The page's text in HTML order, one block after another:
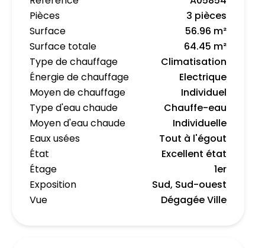
Pièces
3 pièces
Surface
56.96 m²
Surface totale
64.45 m²
Type de chauffage
Climatisation
Énergie de chauffage
Electrique
Moyen de chauffage
Individuel
Type d'eau chaude
Chauffe-eau
Moyen d'eau chaude
Individuelle
Eaux usées
Tout à l'égout
État
Excellent état
Étage
1er
Exposition
Sud, Sud-ouest
Vue
Dégagée Ville